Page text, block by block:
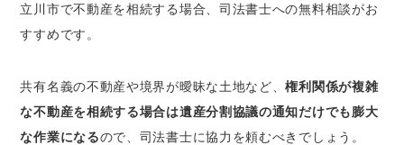
立川市で不動産を相続する場合、司法書士への無料相談がお
すすめです。
共有名義の不動産や境界が曖昧な土地など、権利関係が複雑
な不動産を相続する場合は遺産分割協議の通知だけでも膨大
な作業になるので、司法書士に協力を頼むべきでしょう。